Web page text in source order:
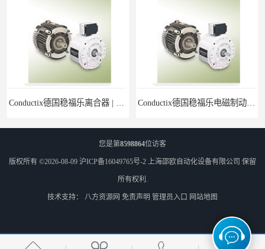
您是第8598864位访客
版权所有 ©2026-08-09 沪ICP备16049765号-2 上海邵欧自动化设备有限公司 保留
所有权利.
技术支持： 八方资源网 免责声明 管理员入口 网站地图